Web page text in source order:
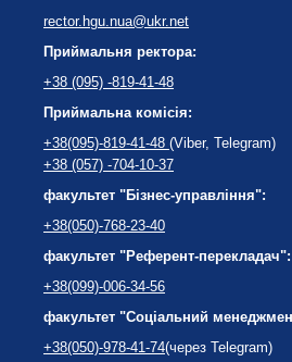
rector.hgu.nua@ukr.net
Приймальня ректора:
+38 (095) -819-41-48
Приймальна комісія:
+38(095)-819-41-48 (Viber, Telegram)
+38 (057) -704-10-37
факультет "Бізнес-управління":
+38(050)-768-23-40
факультет "Референт-перекладач":
+38(099)-006-34-56
факультет "Соціальний
+38(050)-978-41-74(через Telegram)